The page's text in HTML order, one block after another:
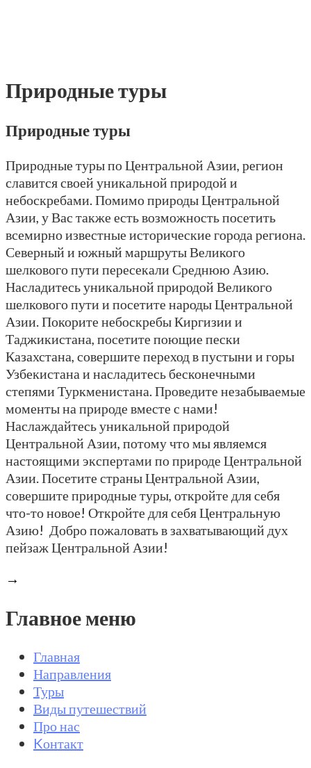
Природные туры
Природные туры
Природные туры по Центральной Азии, регион
славится своей уникальной природой и
небоскребами. Помимо природы Центральной
Азии, у Вас также есть возможность посетить
всемирно известные исторические города региона.
Северный и южный маршруты Великого
шелкового пути пересекали Среднюю Азию.
Насладитесь уникальной природой Великого
шелкового пути и посетите народы Центральной
Азии. Покорите небоскребы Киргизии и
Таджикистана, посетите поющие пески
Казахстана, совершите переход в пустыни и горы
Узбекистана и насладитесь бесконечными
степями Туркменистана. Проведите незабываемые
моменты на природе вместе с нами!
Наслаждайтесь уникальной природой
Центральной Азии, потому что мы являемся
настоящими экспертами по природе Центральной
Азии. Посетите страны Центральной Азии,
совершите природные туры, откройте для себя
что-то новое! Откройте для себя Центральную
Азию! Добро пожаловать в захватывающий дух
пейзаж Центральной Азии!
→
Главное меню
Главная
Направления
Туры
Виды путешествий
Про нас
Kонтакт